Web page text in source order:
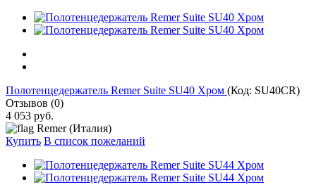
Полотенцедержатель Remer Suite SU40 Хром (Код: SU40CR)
Отзывов (0)
4 053 руб.
Remer (Италия)
Купить В список пожеланий